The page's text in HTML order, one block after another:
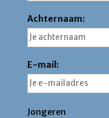
Achternaam:
E-mail:
Jongeren